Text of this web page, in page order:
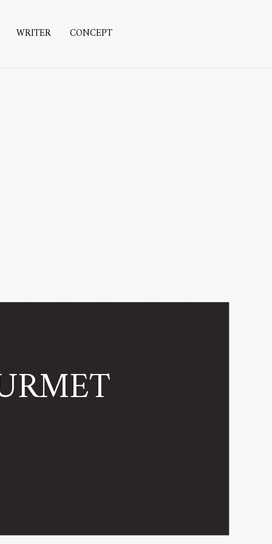
WRITER CONCEPT